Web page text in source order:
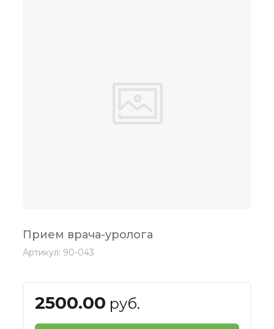
Прием врача-уролога
Артикул: 90-043
2500.00 руб.